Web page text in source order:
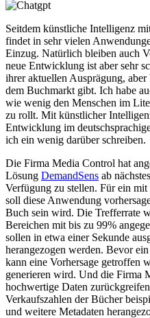
Seitdem künstliche Intelligenz
findet in sehr vielen
Einzug. Natürlich bleiben auch
neue Entwicklung ist aber sehr
ihrer aktuellen Ausprägung,
dem Buchmarkt gibt. Ich habe
wie wenig den Menschen im
zu rollt. Mit künstlicher
Entwicklung im
ich ein wenig darüber schreiben.
Die Firma Media Control hat
Lösung DemandSens ab
Verfügung zu stellen. Für ein
soll diese Anwendung
Buch sein wird. Die Trefferrate
Bereichen mit bis zu 99%
sollen in etwa einer Sekunde
herangezogen werden. Bevor
kann eine Vorhersage getroffen
generieren wird. Und die Firma
hochwertige Daten
Verkaufszahlen der Bücher
und weitere Metadaten